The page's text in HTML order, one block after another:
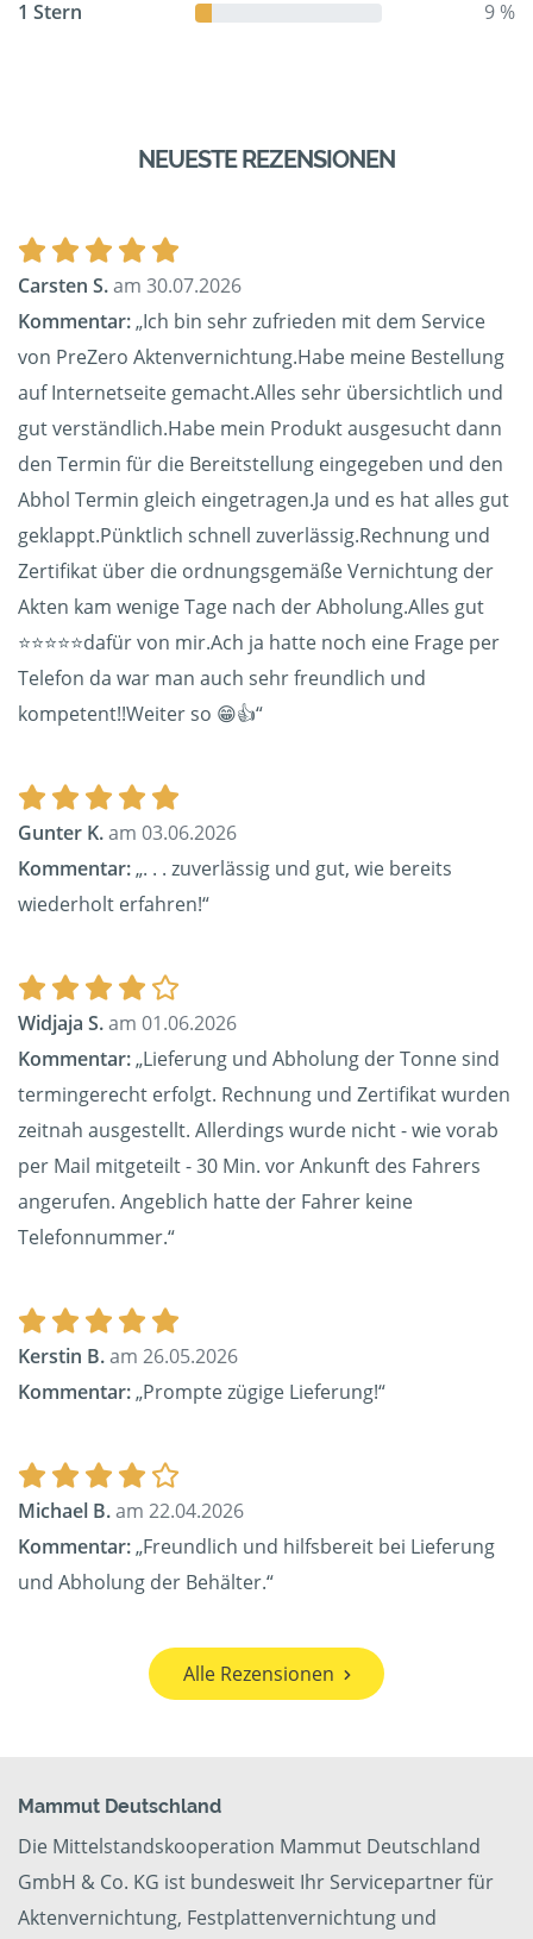
1 Stern
9 %
NEUESTE REZENSIONEN
Carsten S.am 30.07.2026
Kommentar:„Ich bin sehr zufrieden mit dem Service
von PreZero Aktenvernichtung.Habe meine Bestellung
auf Internetseite gemacht.Alles sehr übersichtlich und
gut verständlich.Habe mein Produkt ausgesucht dann
den Termin für die Bereitstellung eingegeben und den
Abhol Termin gleich eingetragen.Ja und es hat alles gut
geklappt.Pünktlich schnell zuverlässig.Rechnung und
Zertifikat über die ordnungsgemäße Vernichtung der
Akten kam wenige Tage nach der Abholung.Alles gut
⭐️⭐️⭐️⭐️⭐️dafür von mir.Ach ja hatte noch eine Frage per
Telefon da war man auch sehr freundlich und
kompetent!!Weiter so 😁👍“
Gunter K.am 03.06.2026
Kommentar:„. . . zuverlässig und gut, wie bereits
wiederholt erfahren!“
Widjaja S.am 01.06.2026
Kommentar:„Lieferung und Abholung der Tonne sind
termingerecht erfolgt. Rechnung und Zertifikat wurden
zeitnah ausgestellt. Allerdings wurde nicht - wie vorab
per Mail mitgeteilt - 30 Min. vor Ankunft des Fahrers
angerufen. Angeblich hatte der Fahrer keine
Telefonnummer.“
Kerstin B.am 26.05.2026
Kommentar:„Prompte zügige Lieferung!“
Michael B.am 22.04.2026
Kommentar:„Freundlich und hilfsbereit bei Lieferung
und Abholung der Behälter.“
Alle Rezensionen
Mammut Deutschland
Die Mittelstandskooperation Mammut Deutschland
GmbH & Co. KG ist bundesweit Ihr Servicepartner für
Aktenvernichtung, Festplattenvernichtung und